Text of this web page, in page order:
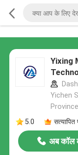
Yixing
Yichen
5.0
सत्यापित
अब कॉल